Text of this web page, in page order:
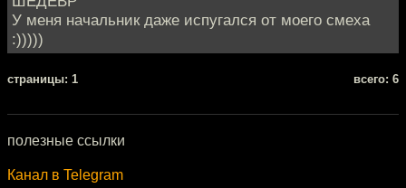
У меня начальник даже испугался от моего смеха
:)))))
cтраницы: 1 всего: 6
полезные ссылки
Канал в Telegram